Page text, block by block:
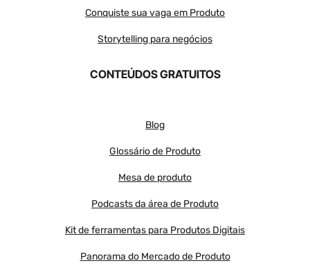
Conquiste sua vaga em Produto
Storytelling para negócios
CONTEÚDOS GRATUITOS
Blog
Glossário de Produto
Mesa de produto
Podcasts da área de Produto
Kit de ferramentas para Produtos Digitais
Panorama do Mercado de Produto